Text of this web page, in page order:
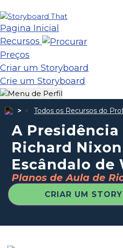
Pagina Inicial
Recursos
Preços
Criar um Storyboard
Crie um Storyboard
Todos os Recursos do
A Presidência
Richard
Escândalo de
Planos de Aula de
CRIAR UM